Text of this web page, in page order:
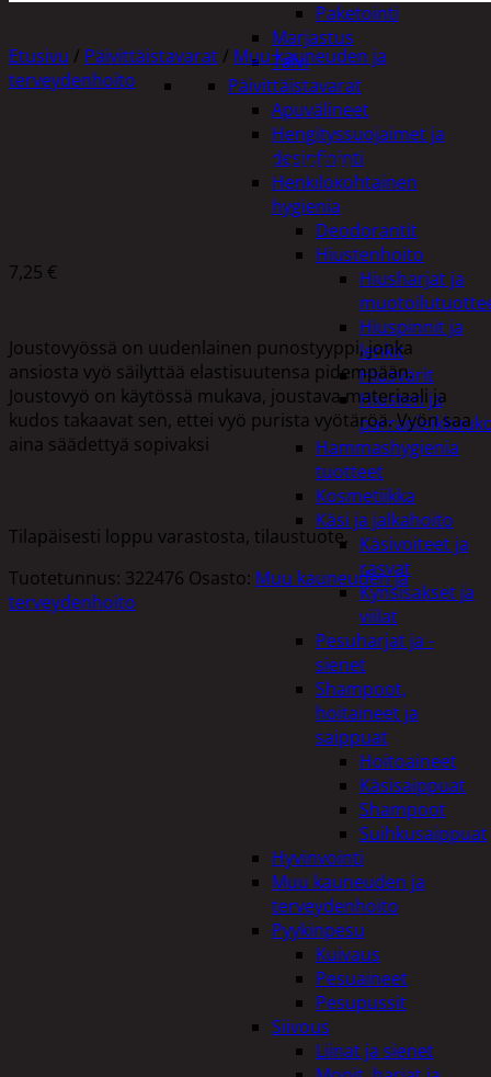
Paketointi
Marjastus
Talvi
Päivittäistavarat
Apuvälineet
Hengityssuojaimet ja
desinfiointi
Henkilökohtainen
hygienia
Deodorantit
Hiustenhoito
Hiusharjat ja
Hiuspinnit ja
lenkit
Hiusvärit
Hiusten ja
Hammashygienia
tuotteet
Kosmetiikka
Käsi ja jalkahoito
Käsivoiteet ja
rasvat
Kynsisakset ja
viilat
Pesuharjat ja -
sienet
Shampoot,
hoitaineet ja
saippuat
Hoitoaineet
Käsisaippuat
Shampoot
Suihkusaippuat
Hyvinvointi
Muu kauneuden ja
terveydenhoito
Pyykinpesu
Kuivaus
Pesuaineet
Pesupussit
Siivous
Liinat ja sienet
Etusivu / Päivittäistavarat / Muu kauneuden ja
terveydenhoito
ACCES JOUSTOVYÖ MUSTA 110CM
7,25 €
Joustovyössä on uudenlainen punostyyppi, jonka
ansiosta vyö säilyttää elastisuutensa pidempään.
Joustovyö on käytössä mukava, joustava materiaali ja
kudos takaavat sen, ettei vyö purista vyötäröä. Vyön saa
aina säädettyä sopivaksi
Tilapäisesti loppu varastosta, tilaustuote.
Tuotetunnus: 322476 Osasto: Muu kauneuden ja
terveydenhoito